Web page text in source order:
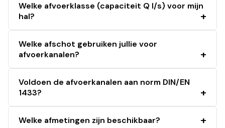
Welke afvoerklasse (capaciteit Q l/s) voor mijn
hal?
Welke afschot gebruiken jullie voor
afvoerkanalen?
Voldoen de afvoerkanalen aan norm DIN/EN
1433?
Welke afmetingen zijn beschikbaar?